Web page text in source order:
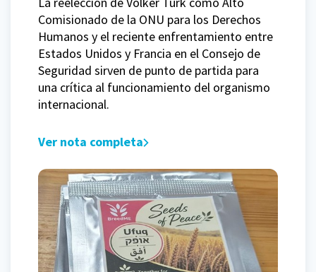
Comisionado de la ONU para los Derechos
Humanos y el reciente enfrentamiento entre
Estados Unidos y Francia en el Consejo de
Seguridad sirven de punto de partida para
una crítica al funcionamiento del organismo
internacional.
Ver nota completa